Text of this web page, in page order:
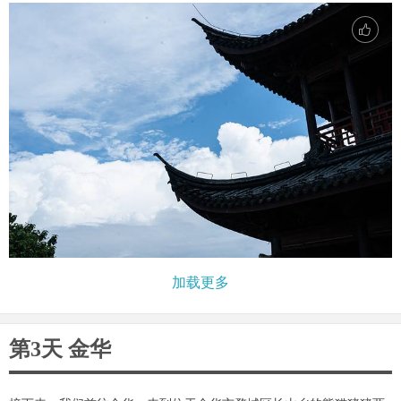
加载更多
第3天 金华